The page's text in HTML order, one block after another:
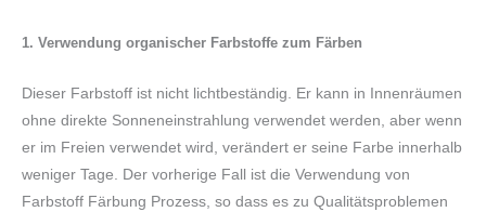
1. Verwendung organischer Farbstoffe zum Färben
Dieser Farbstoff ist nicht lichtbeständig. Er kann in Innenräumen
ohne direkte Sonneneinstrahlung verwendet werden, aber wenn
er im Freien verwendet wird, verändert er seine Farbe innerhalb
weniger Tage. Der vorherige Fall ist die Verwendung von
Farbstoff Färbung Prozess, so dass es zu Qualitätsproblemen